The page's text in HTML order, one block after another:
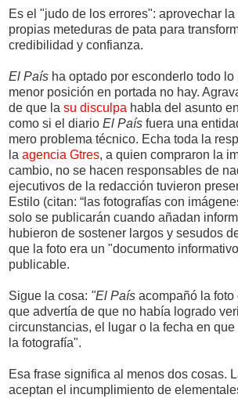
Es el "judo de los errores": aprovechar
propias meteduras de pata para
credibilidad y confianza.
El País ha optado por esconderlo todo
menor posición en portada no hay.
de que la su disculpa habla del asunto
como si el diario El País fuera una
mero problema técnico. Echa toda la
la agencia Gtres, a quien compraron la
cambio, no se hacen responsables de
ejecutivos de la redacción tuvieron
Estilo (citan: “las fotografías con
solo se publicarán cuando añadan
hubieron de sostener largos y sesudos
que la foto era un "documento
publicable.
Sigue la cosa: "El País acompañó la foto
que advertía de que no había logrado
circunstancias, el lugar o la fecha en
la fotografía".
Esa frase significa al menos dos cosas.
aceptan el incumplimiento de